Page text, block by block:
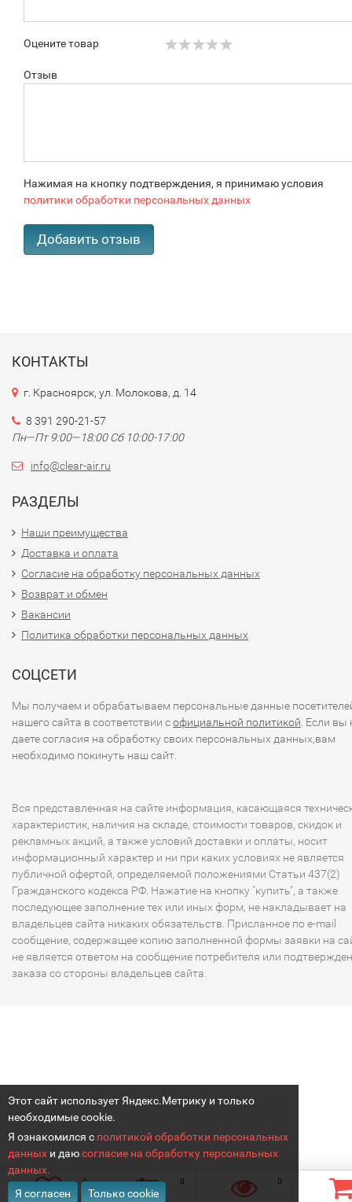
Этот сайт использует Яндекс.Метрику и только
необходимые cookie.
Я ознакомился с политикой обработки персональных
данных и даюсогласие на обработку персональных
данных.
Я согласен
Только cookie
Оцените товар
Отзыв
Нажимая на кнопку подтверждения, я принимаю условия
политики обработки персональных данных
КОНТАКТЫ
г. Красноярск, ул. Молокова, д. 14
8 391 290-21-57
Пн—Пт 9:00—18:00 Сб 10:00-17:00
info@clear-air.ru
РАЗДЕЛЫ
Наши преимущества
Доставка и оплата
Согласие на обработку персональных данных
Возврат и обмен
Вакансии
Политика обработки персональных данных
СОЦСЕТИ
Мы получаем и обрабатываем персональные данные
нашего сайта в соответствии софициальной политикой . Если вы
даете согласия на обработку своих персональных данных,вам
необходимо покинуть наш сайт.
Вся представленная на сайте информация, касающаяся
характеристик, наличия на складе, стоимости товаров, скидок и
рекламных акций, а также условий доставки и оплаты, носит
информационный характер и ни при каких условиях не является
публичной офертой, определяемой положениями Статьи 437(2)
Гражданского кодекса РФ. Нажатие на кнопку "купить", а также
последующее заполнение тех или иных форм, не накладывает на
владельцев сайта никаких обязательств. Присланное по e-mail
сообщение, содержащее копию заполненной формы заявки на
не является ответом на сообщение потребителя или
заказа со стороны владельцев сайта.
0 0 0